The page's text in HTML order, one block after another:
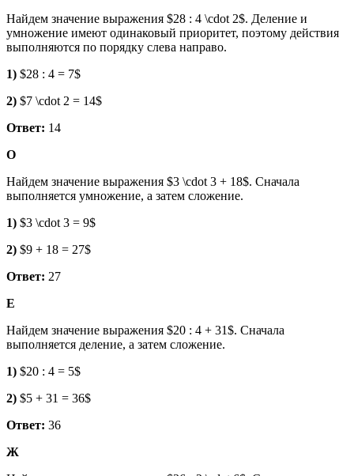
Найдем значение выражения $28 : 4 \cdot 2$. Деление и
умножение имеют одинаковый приоритет, поэтому действия
выполняются по порядку слева направо.
1) $28 : 4 = 7$
2) $7 \cdot 2 = 14$
Ответ: 14
О
Найдем значение выражения $3 \cdot 3 + 18$. Сначала
выполняется умножение, а затем сложение.
1) $3 \cdot 3 = 9$
2) $9 + 18 = 27$
Ответ: 27
Е
Найдем значение выражения $20 : 4 + 31$. Сначала
выполняется деление, а затем сложение.
1) $20 : 4 = 5$
2) $5 + 31 = 36$
Ответ: 36
Ж